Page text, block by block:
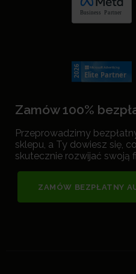
Zamów 100%
Przeprowadzimy
sklepu, a Ty dowiesz się,
skutecznie rozwijać swoją
ZAMÓW BEZPŁATNY